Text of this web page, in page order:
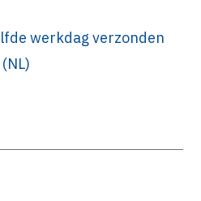
werkdag verzonden